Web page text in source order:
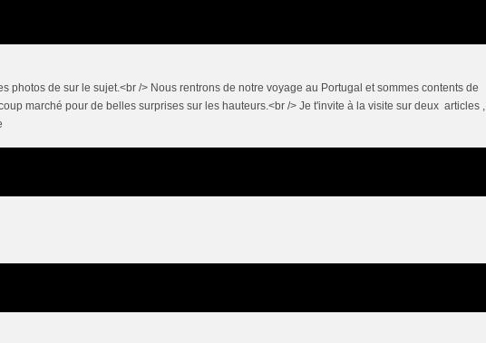
photos de sur le sujet.<br /> Nous rentrons de notre voyage au Portugal et sommes contents de
marché pour de belles surprises sur les hauteurs.<br /> Je t'invite à la visite sur deux articles ,